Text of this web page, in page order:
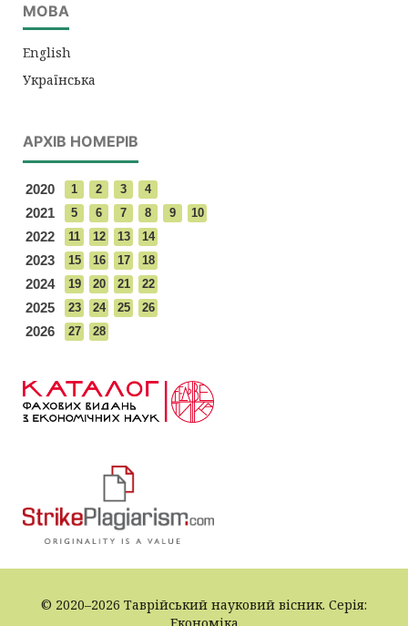
МОВА
English
Українська
АРХІВ НОМЕРІВ
2020 1 2 3 4
2021 5 6 7 8 9 10
2022 11 12 13 14
2023 15 16 17 18
2024 19 20 21 22
2025 23 24 25 26
2026 27 28
© 2020–2026 Таврійський науковий вісник. Серія: